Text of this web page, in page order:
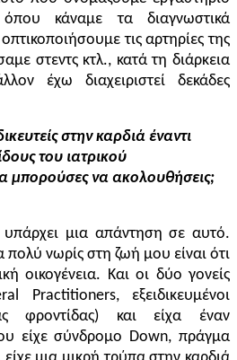
όπου κάναμε τα διαγνωστικά
τις αρτηρίες της
στεντς κτλ., κατά τη διάρκεια
έχω διαχειριστεί δεκάδες
στην καρδιά έναντι
του ιατρικού
μπορούσες να ακολουθήσεις;
μια απάντηση σε αυτό.
νωρίς στη ζωή μου είναι ότι
οικογένεια. Και οι δύο γονείς
Practitioners,εξειδικευμένοι
φροντίδας) και είχα έναν
είχε σύνδρομο Down, πράγμα